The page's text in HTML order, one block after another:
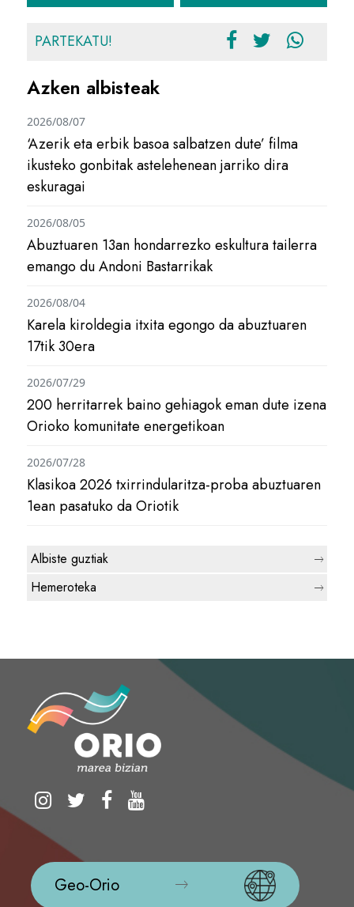
PARTEKATU!
Azken albisteak
‘Azerik eta erbik basoa salbatzen dute’ filma
ikusteko gonbitak astelehenean jarriko dira
eskuragai
2026/08/07
Abuztuaren 13an hondarrezko eskultura tailerra
emango du Andoni Bastarrikak
2026/08/05
Karela kiroldegia itxita egongo da abuztuaren
17tik 30era
2026/08/04
200 herritarrek baino gehiagok eman dute izena
Orioko komunitate energetikoan
2026/07/29
Klasikoa 2026 txirrindularitza-proba abuztuaren
1ean pasatuko da Oriotik
2026/07/28
Albiste guztiak
Hemeroteka
Geo-Orio